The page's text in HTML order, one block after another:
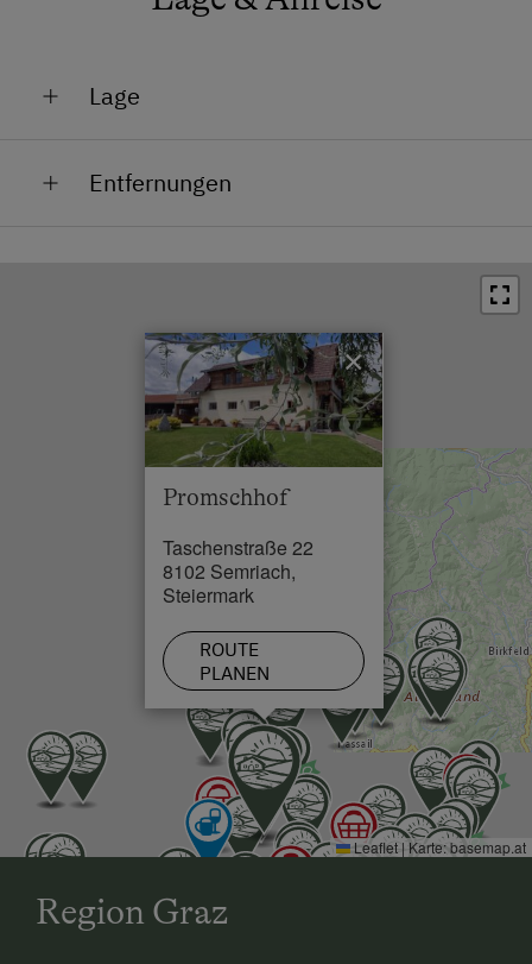
Lage
Entfernungen
Ortszentrum in 2 km
Restaurant in 2 km
Schwimmbad in 2.5 km
See / Teich in 15 km
Skilift in 30 km
Loipe in 30 km
Promschhof
Taschenstraße 22
8102 Semriach,
Steiermark
ROUTE
PLANEN
×
Leaflet | Karte:basemap.at
Region Graz